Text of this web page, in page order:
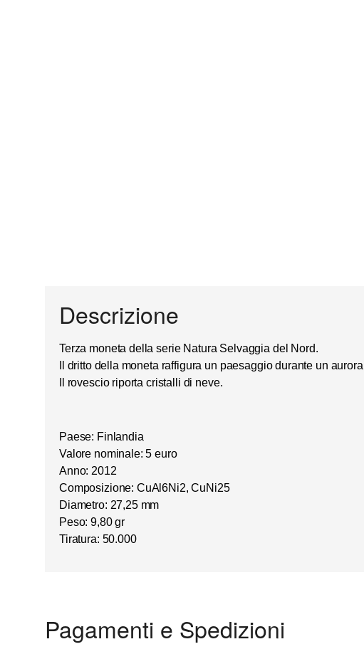
Descrizione
Terza moneta della serieNatura Selvaggia del Nord.
Il dritto della moneta raffigura un paesaggio durante un
Il rovescio riportacristalli di neve.
Paese: Finlandia
Valore nominale: 5 euro
Anno: 2012
Composizione: CuAl6Ni2, CuNi25
Diametro: 27,25 mm
Peso: 9,80 gr
Tiratura: 50.000
Pagamenti e Spedizioni